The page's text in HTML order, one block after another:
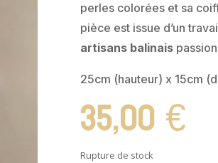
perles colorées et sa
pièce est issue d’un
artisans balinais
25cm (hauteur) x 15cm
35,00€
Rupture de stock